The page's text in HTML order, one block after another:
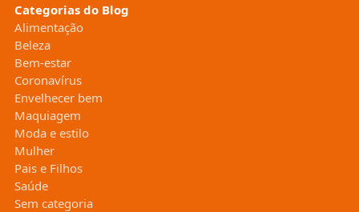
Categorias do Blog
Alimentação
Beleza
Bem-estar
Coronavírus
Envelhecer bem
Maquiagem
Moda e estilo
Mulher
Pais e Filhos
Saúde
Sem categoria